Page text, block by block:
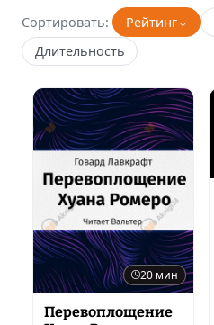
Сортировать: Рейтинг
Длительность
20 мин
Перевоплощение